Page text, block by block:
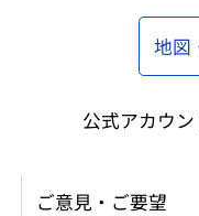
地図
公式アカウン
ご意見・ご要望